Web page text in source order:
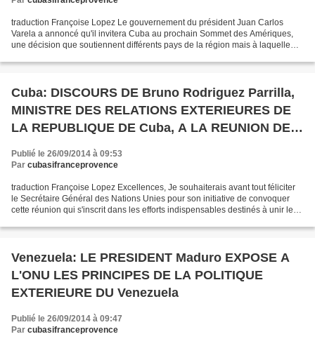
traduction Françoise Lopez Le gouvernement du président Juan Carlos
Varela a annoncé qu'il invitera Cuba au prochain Sommet des Amériques,
une décision que soutiennent différents pays de la région mais à laquelle
Cuba: DISCOURS DE Bruno Rodriguez Parrilla,
MINISTRE DES RELATIONS EXTERIEURES DE
LA REPUBLIQUE DE Cuba, A LA REUNION DE
Publié le 26/09/2014 à 09:53
Par cubasifranceprovence
traduction Françoise Lopez Excellences, Je souhaiterais avant tout féliciter
le Secrétaire Général des Nations Unies pour son initiative de convoquer
cette réunion qui s'inscrit dans les efforts indispensables destinés à unir les
Venezuela: LE PRESIDENT Maduro EXPOSE A
L'ONU LES PRINCIPES DE LA POLITIQUE
EXTERIEURE DU Venezuela
Publié le 26/09/2014 à 09:47
Par cubasifranceprovence